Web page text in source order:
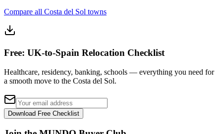
Compare all Costa del Sol towns
Free: UK-to-Spain Relocation Checklist
Healthcare, residency, banking, schools — everything you need for
a smooth move to the Costa del Sol.
Download Free Checklist